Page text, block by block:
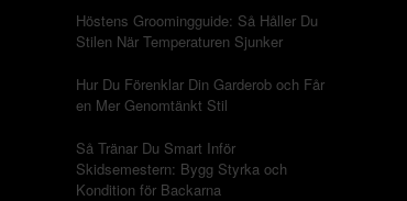
Höstens Groomingguide: Så Håller Du
Stilen När Temperaturen Sjunker
Hur Du Förenklar Din Garderob och Får
en Mer Genomtänkt Stil
Så Tränar Du Smart Inför
Skidsemestern: Bygg Styrka och
Kondition för Backarna